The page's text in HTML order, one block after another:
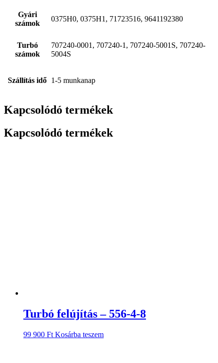
Gyári
számok
0375H0, 0375H1, 71723516, 9641192380
Turbó
számok
707240-0001, 707240-1, 707240-5001S, 707240-
5004S
Szállítás idő 1-5 munkanap
Kapcsolódó termékek
Kapcsolódó termékek
Turbó felújítás – 556-4-8
99 900 Ft Kosárba teszem